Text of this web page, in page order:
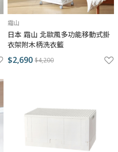
霜山
日本 霜山 北歐風多功能移動式掛
衣架附木柄洗衣籃
$2,690 $4,200